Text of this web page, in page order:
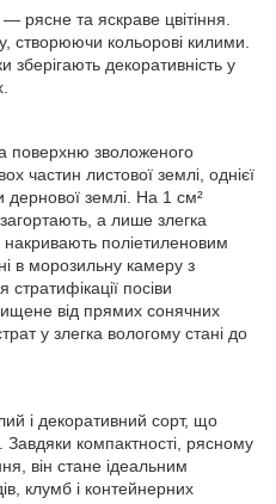
рясне та яскраве цвітіння.
створюючи кольорові килими.
зберігають декоративність у
поверхню зволоженого
частин листової землі, однієї
дернової землі. На 1 см²
а лише злегка
накривають поліетиленовим
в морозильну камеру з
посіви
від прямих сонячних
у злегка вологому стані до
і декоративний сорт, що
компактності, рясному
він стане ідеальним
клумб і контейнерних